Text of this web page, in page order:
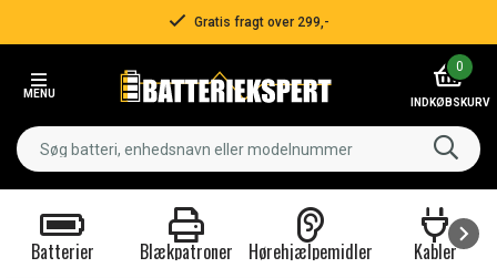
Gratis fragt over 299,-
MENU
0
INDKØBSKURV
Batterier Blækpatroner Hørehjælpemidler Kabler